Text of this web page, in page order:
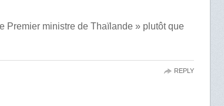
Premier ministre de Thaïlande » plutôt que
REPLY